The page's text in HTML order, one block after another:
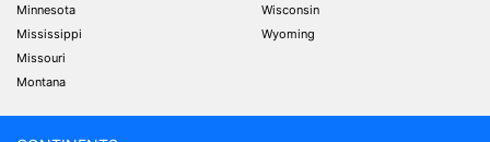
Minnesota
Mississippi
Missouri
Montana
Wisconsin
Wyoming